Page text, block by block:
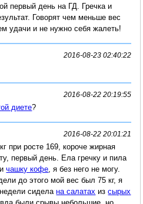
первый день на ГД. Гречка и
Говорят чем меньше вес
удачи и не нужно себя жалеть!
2016-08-23 02:40:22
2016-08-22 20:19:55
диете?
2016-08-22 20:01:21
при росте 169, короче жирная
первый день. Ела гречку и пила
ичашку кофе , я без него не могу.
до этого мой вес был 75 кг, я
сиделана салатах изсырых